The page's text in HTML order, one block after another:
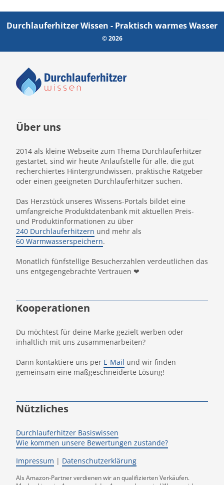
Durchlauferhitzer Wissen - Praktisch warmes Wasser
© 2026
Über uns
2014 als kleine Webseite zum Thema Durchlauferhitzer
gestartet, sind wir heute Anlaufstelle für alle, die gut
recherchiertes Hintergrundwissen, praktische Ratgeber
oder einen geeigneten Durchlauferhitzer suchen.
Das Herzstück unseres Wissens-Portals bildet eine
umfangreiche Produktdatenbank mit aktuellen Preis-
und Produktinformationen zu über
240 Durchlauferhitzern und mehr als
60 Warmwasserspeichern.
Monatlich fünfstellige Besucherzahlen verdeutlichen das
uns entgegengebrachte Vertrauen ❤
Kooperationen
Du möchtest für deine Marke gezielt werben oder
inhaltlich mit uns zusammenarbeiten?
Dann kontaktiere uns per E-Mail und wir finden
gemeinsam eine maßgeschneiderte Lösung!
Nützliches
Durchlauferhitzer Basiswissen
Wie kommen unsere Bewertungen zustande?
Impressum | Datenschutzerklärung
Als Amazon-Partner verdienen wir an qualifizierten Verkäufen.